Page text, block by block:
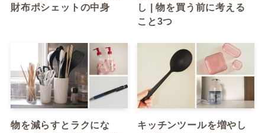
財布ポシェットの中身
し | 物を買う前に考える
こと3つ
物を減らすとラクにな
キッチンツールを増やし